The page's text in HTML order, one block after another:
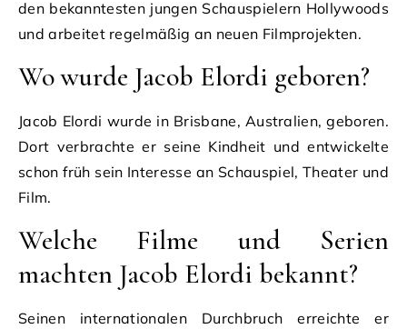
den bekanntesten jungen Schauspielern Hollywoods
und arbeitet regelmäßig an neuen Filmprojekten.
Wo wurde Jacob Elordi geboren?
Jacob Elordi wurde in Brisbane, Australien, geboren.
Dort verbrachte er seine Kindheit und entwickelte
schon früh sein Interesse an Schauspiel, Theater und
Film.
Welche Filme und Serien
machten Jacob Elordi bekannt?
Seinen internationalen Durchbruch erreichte er